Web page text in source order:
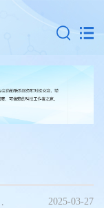
会单位会员 2025-03-27